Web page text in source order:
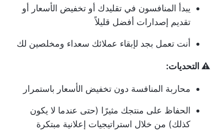
يبدأ المنافسون في تقليدك أو تخفيض الأسعار أو
تقديم إصدارات أفضل قليلاً
أنت تعمل بجد لإبقاء عملائك سعداء ومخلصين لك
⚠️ التحديات:
محاربة المنافسة دون تخفيض الأسعار باستمرار
الحفاظ على منتجك مثيرًا (حتى عندما لا يكون
كذلك) من خلال استراتيجيات إعلانية مبتكرة